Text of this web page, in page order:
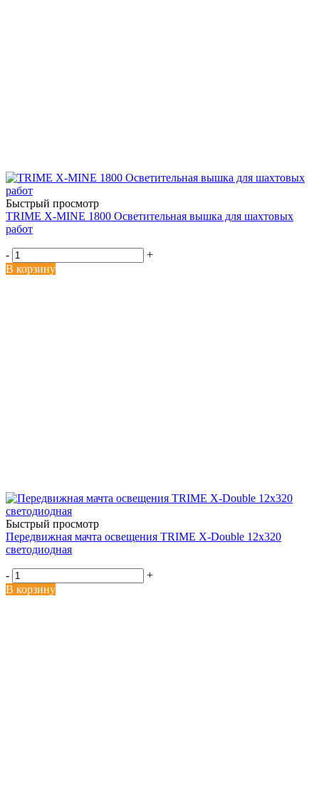
Быстрый просмотр
TRIME X-MINE 1800 Осветительная вышка для шахтовых
работ
-
+
В корзину
Быстрый просмотр
Передвижная мачта освещения TRIME X-Double 12х320
светодиодная
-
+
В корзину